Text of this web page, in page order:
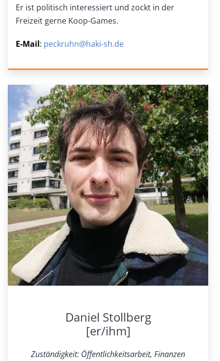
Er ist politisch interessiert und zockt in der
Freizeit gerne Koop-Games.
E-Mail: peckruhn@haki-sh.de
Daniel Stollberg
[er/ihm]
Zuständigkeit: Öffentlichkeitsarbeit, Finanzen